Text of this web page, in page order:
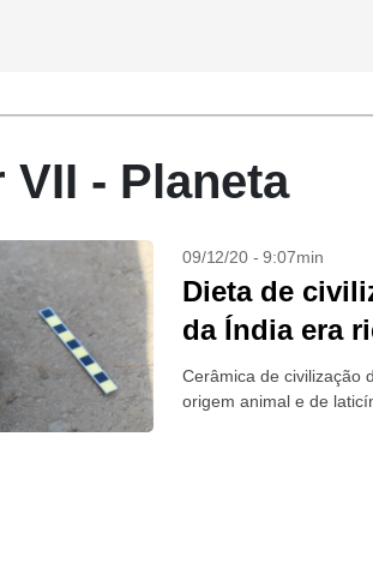
VII - Planeta
09/12/20 - 9:07min
Dieta de
da Índia era
Cerâmica de civilização
origem animal e de